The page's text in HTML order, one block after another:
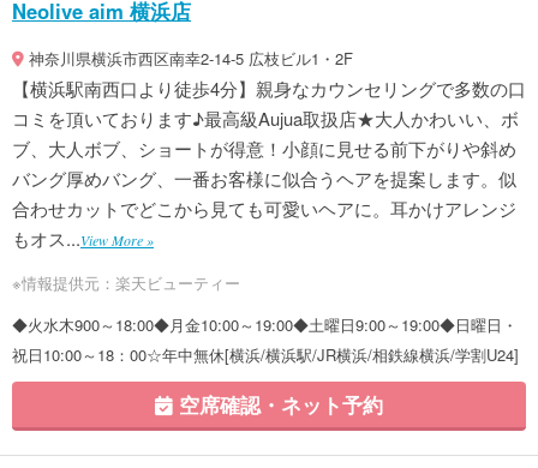
Neolive aim 横浜店
神奈川県横浜市西区南幸2-14-5 広枝ビル1・2F
【横浜駅南西口より徒歩4分】親身なカウンセリングで多数の口
コミを頂いております♪最高級Aujua取扱店★大人かわいい、ボ
ブ、大人ボブ、ショートが得意！小顔に見せる前下がりや斜め
バング厚めバング、一番お客様に似合うヘアを提案します。似
合わせカットでどこから見ても可愛いヘアに。耳かけアレンジ
もオス...View More »
※情報提供元：楽天ビューティー
◆火水木900～18:00◆月金10:00～19:00◆土曜日9:00～19:00◆日曜日・
祝日10:00～18：00☆年中無休[横浜/横浜駅/JR横浜/相鉄線横浜/学割U24]
空席確認・ネット予約